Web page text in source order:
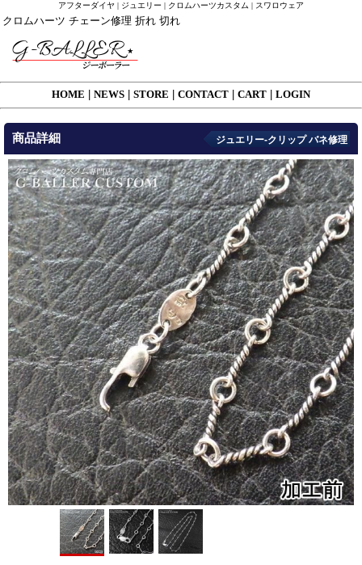
アフターダイヤ | ジュエリー | クロムハーツカスタム | スワロウェア
クロムハーツ チェーン修理 折れ 切れ
HOME NEWS STORE CONTACT CART LOGIN
商品詳細 ジュエリー-クリップ バネ修理